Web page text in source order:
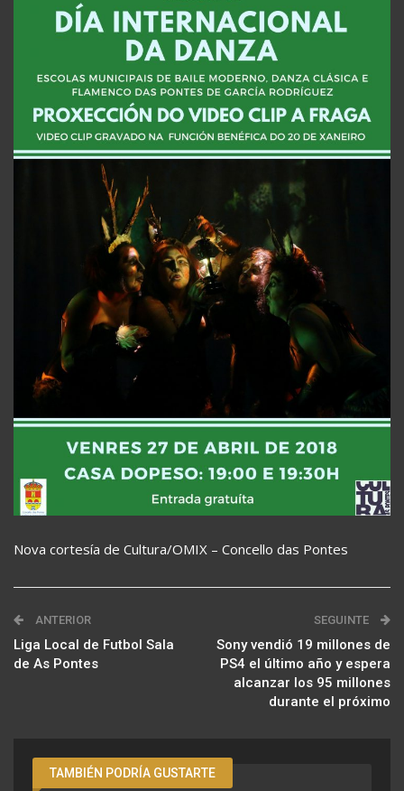
Nova cortesía de Cultura/OMIX – Concello das Pontes
ANTERIOR
Liga Local de Futbol Sala
de As Pontes
SEGUINTE
Sony vendió 19 millones de
PS4 el último año y espera
alcanzar los 95 millones
durante el próximo
TAMBIÉN PODRÍA GUSTARTE